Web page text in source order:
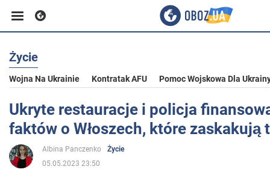
Biznes
Sport
Rozrywka
Życie
Wojna Na Ukrainie Kontratak AFU Pomoc Wojskowa Dla
Ukryte restauracje i policja
faktów o Włoszech, które zaskakują
Albina Panczenko
Życie
05.05.2023 23:50